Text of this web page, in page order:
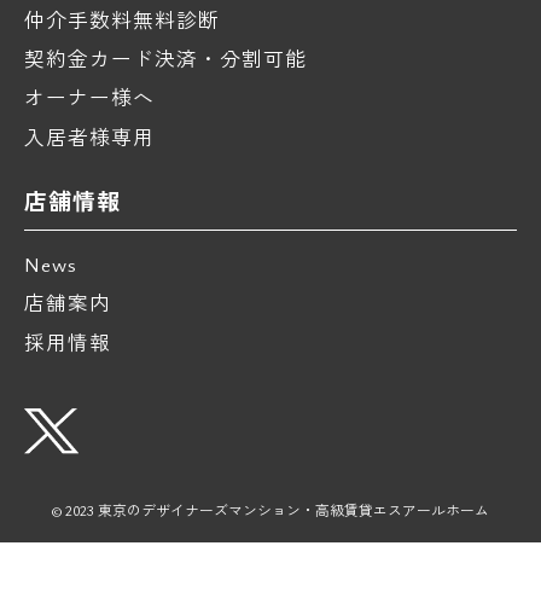
仲介手数料無料診断
契約金カード決済・分割可能
オーナー様へ
入居者様専用
店舗情報
News
店舗案内
採用情報
© 2023 東京のデザイナーズマンション・高級賃貸エスアールホーム